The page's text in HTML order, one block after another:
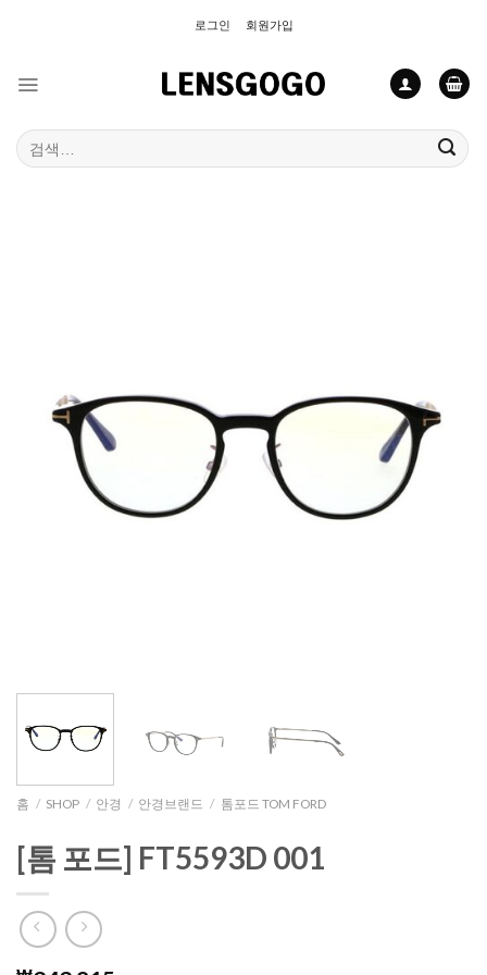
로그인 회원가입
검
색:
홈 / SHOP / 안경 / 안경브랜드 / 톰포드 TOM FORD
[톰 포드] FT5593D 001